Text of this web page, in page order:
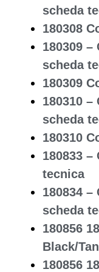
scheda
180308
180309
scheda
180309
180310
scheda
180310
180833
tecnica
180834 –
scheda
180856
Black/
180856